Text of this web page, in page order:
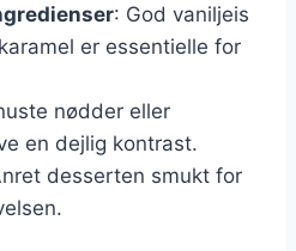
: God vaniljeis
er essentielle for
nødder eller
en dejlig kontrast.
desserten smukt for